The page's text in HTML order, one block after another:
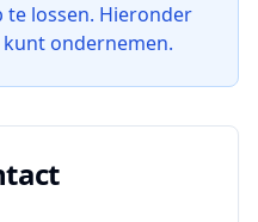
te lossen. Hieronder
ondernemen.